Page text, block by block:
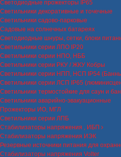
Светодиодные прожекторы IP65
Светильники декоративные и точечные
Светильники садово-парковые
Садовые на солнечных батареях
Светодиодные шнуры, сетки, блоки
Светильники серии ЛПО IP20
Светильники серии НПО, НББ
Светильники серии РКУ / ЖКУ Кобры
Светильники серии НПП, НСП IP54
Светильники серии ЛСП IP65
Светильники термостойкие для саун и
Светильники аварийно-эвакуационные
Прожекторы ИО, МГЛ
Светильники серии ЛПБ
Стабилизаторы напряжения , ИБП
Стабилизаторы напряжения ИЭК
Резервные источники питания для
Стабилизаторы напряжения Volter